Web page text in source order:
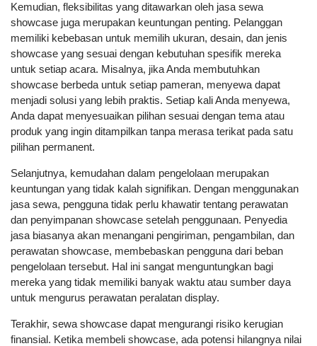
Kemudian, fleksibilitas yang ditawarkan oleh jasa sewa
showcase juga merupakan keuntungan penting. Pelanggan
memiliki kebebasan untuk memilih ukuran, desain, dan jenis
showcase yang sesuai dengan kebutuhan spesifik mereka
untuk setiap acara. Misalnya, jika Anda membutuhkan
showcase berbeda untuk setiap pameran, menyewa dapat
menjadi solusi yang lebih praktis. Setiap kali Anda menyewa,
Anda dapat menyesuaikan pilihan sesuai dengan tema atau
produk yang ingin ditampilkan tanpa merasa terikat pada satu
pilihan permanent.
Selanjutnya, kemudahan dalam pengelolaan merupakan
keuntungan yang tidak kalah signifikan. Dengan menggunakan
jasa sewa, pengguna tidak perlu khawatir tentang perawatan
dan penyimpanan showcase setelah penggunaan. Penyedia
jasa biasanya akan menangani pengiriman, pengambilan, dan
perawatan showcase, membebaskan pengguna dari beban
pengelolaan tersebut. Hal ini sangat menguntungkan bagi
mereka yang tidak memiliki banyak waktu atau sumber daya
untuk mengurus perawatan peralatan display.
Terakhir, sewa showcase dapat mengurangi risiko kerugian
finansial. Ketika membeli showcase, ada potensi hilangnya nilai